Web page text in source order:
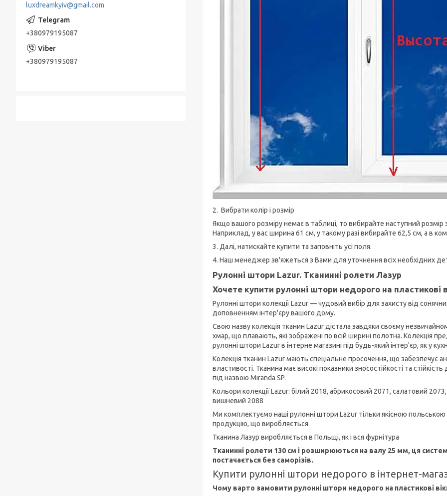
2. Вибрати колір і розмір
Якщо вашого розміру немає в таблиці, то вибирайте наступний
Наприклад, у вас ширина 61 см, у такому разі вибирайте 62,5 см, а в
3. Далі, натискайте купити та заповніть усі поля.
4. Наш менеджер зв'яжеться з Вами для уточнення всіх необхідних
Рулонні штори Lazur. Тканинні ролети Лазур
Хочете купити рулонні штори недорого на пластикові
Рулонні штори колекції Lazur — чудовий вибір для захисту від
доповненням інтер'єру вашого дому.
Свою назву колекція тканин Lazur дістала завдяки своєму
хмар, що плавають, які зображені по всій ширині полотна. Колекція
рулонні штори Lazur в інтерне магазині під будь-який інтер'єр, як у
Колекція тканин Lazur мають спеціальне просочення, що забезпечує
властивості. Тканина має високі показники зносостійкості та
під назвою Miranda SP.
Кольори колекції Lazur: білий 2018, абрикосовий 2071, салатовий
вишневий 2088
Ми комплектуємо наші рулонні штори Lazur тільки якісною польською
продукцію, що виробляється.
Тканина Лазур виробляється в Польщі, як і вся фурнітура
Тканинні ролети 130 см і розширюються на валу 25 мм, ця
постачається без саморізів.
Купити рулонні штори недорого в інтернет-
Чому варто замовити рулонні штори недорого на пластикові
luxdreamkyiv@gmail.com
+380979195087
+380979195087